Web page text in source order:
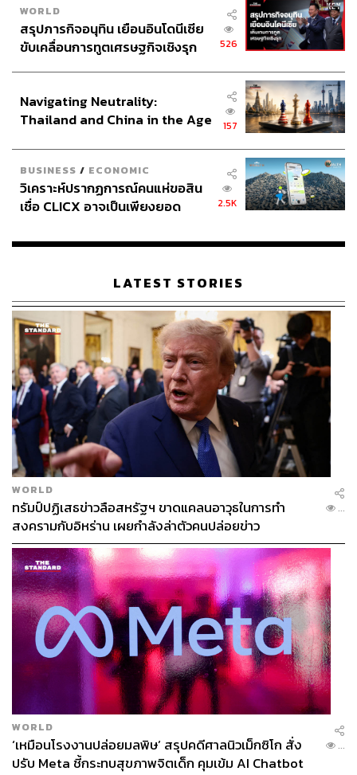
WORLD
สรุปภารกิจอนุทิน เยือนอินโดนีเซีย
ขับเคลื่อนการทูตเศรษฐกิจเชิงรุก
526
Navigating Neutrality:
Thailand and China in the Age
157
BUSINESS / ECONOMIC
วิเคราะห์ปรากฏการณ์คนแห่ขอสิน
เชื่อ CLICX อาจเป็นเพียงยอด
เรือนไทยที่ถูกซุกไว้
2.5K
LATEST STORIES
WORLD
ทรัมป์ปฏิเสธข่าวลือสหรัฐฯ ขาดแคลนอาวุธในการทำ
สงครามกับอิหร่าน เผยกำลังล่าตัวคนปล่อยข่าว
...
WORLD
‘เหมือนโรงงานปล่อยมลพิษ’ สรุปคดีศาลนิวเม็กซิโก สั่ง
ปรับ Meta ชี้กระทบสุขภาพจิตเด็ก คุมเข้ม AI Chatbot
...